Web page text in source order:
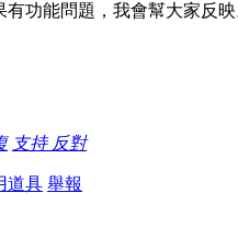
有功能問題，我會幫大家反
支持 反對
道具 舉報